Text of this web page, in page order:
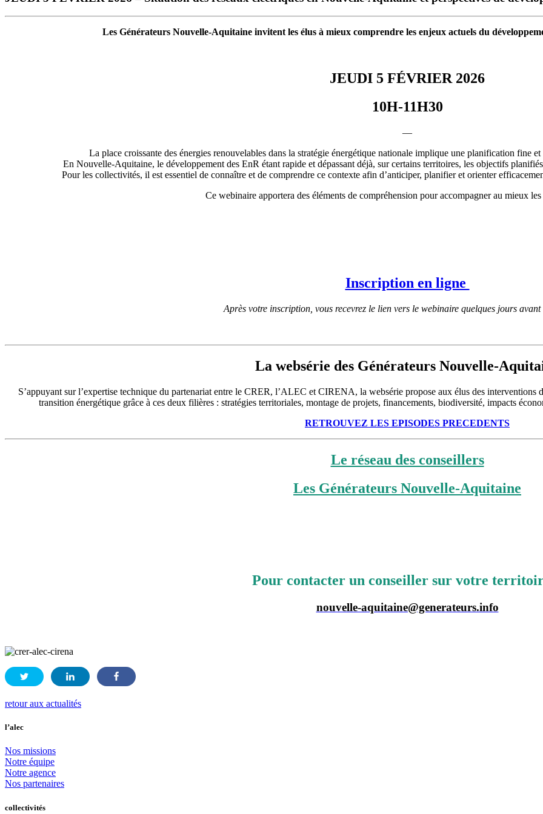
Les Générateurs Nouvelle-Aquitaine invitent les élus à mieux comprendre les enjeux actuels du
JEUDI 5 FÉVRIER 2026
10H-11H30
—
La place croissante des énergies renouvelables dans la stratégie énergétique nationale implique une planification fine
En Nouvelle-Aquitaine, le développement des EnR étant rapide et dépassant déjà, sur certains territoires, les objectifs
Pour les collectivités, il est essentiel de connaître et de comprendre ce contexte afin d’anticiper, planifier et orienter
Ce webinaire apportera des éléments de compréhension pour accompagner au mieux
Inscription en ligne
Après votre inscription, vous recevrez le lien vers le webinairequelques jours avant
La websérie des Générateurs Nouvelle-
S’appuyant sur l’expertise technique du partenariat entre le CRER, l’ALEC et CIRENA, la websérie propose aux élus des interventions
transition énergétique grâce à ces deux filières : stratégies territoriales, montage de projets, financements, biodiversité, impacts
RETROUVEZ LES EPISODES PRECEDENTS
Le réseau des conseillers
Les Générateurs Nouvelle-Aquitaine
Pour contacter un conseiller sur votre
nouvelle-aquitaine@generateurs.info
retour aux actualités
l’alec
Nos missions
Notre équipe
Notre agence
Nos partenaires
collectivités